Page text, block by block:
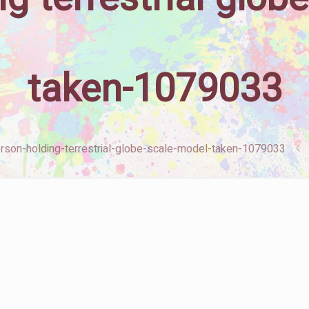
taken-1079033
holding-terrestrial-globe-scale-model-taken-1079033